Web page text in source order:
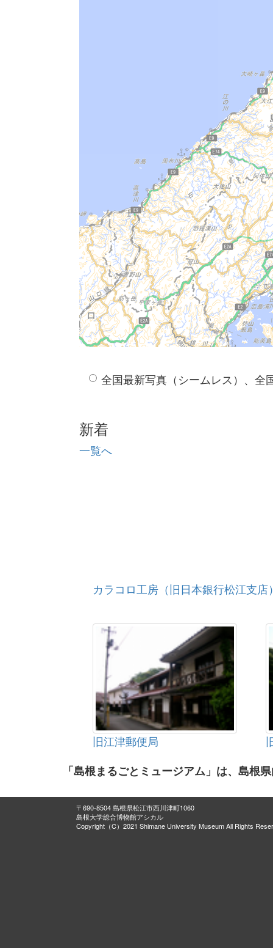
全国最新写真（シームレス）、全
新着
一覧へ
カラコロ工房（旧日本銀行松江支店
旧江津郵便局
「島根まるごとミュージアム」は、島根
〒690-8504 島根県松江市西川津町1060
島根大学総合博物館アシカル
Copyright（C）2021 Shimane University Museum All Rights